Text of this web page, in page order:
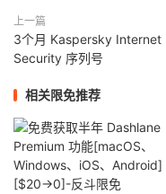
上一篇
3个月 Kaspersky Internet
Security 序列号
相关限免推荐